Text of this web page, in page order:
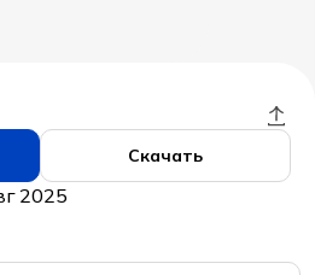
Скачать
2025